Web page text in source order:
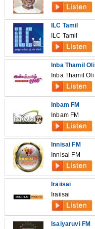
ILC Tamil
ILC Tamil
Inba Thamil Oli
Inba Thamil Oli
Inbam FM
Inbam FM
Innisai FM
Innisai FM
Iraiisai
Iraiisai
Isaiyaruvi FM